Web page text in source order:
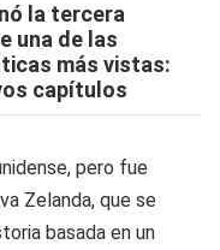
la tercera
una de las
más vistas:
capítulos
pero fue
Zelanda, que se
basada en un